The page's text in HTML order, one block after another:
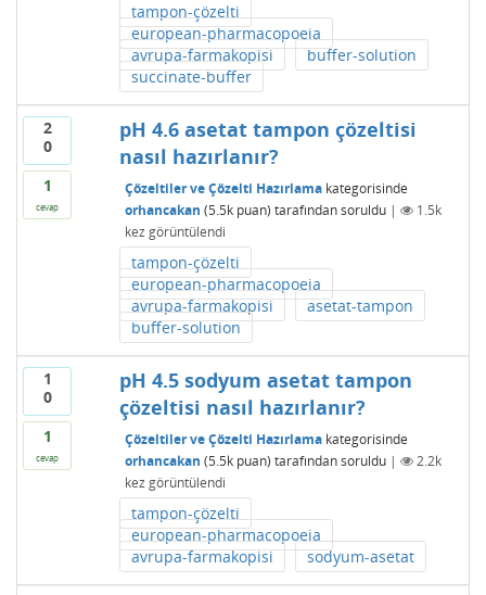
tampon-çözelti
european-pharmacopoeia
avrupa-farmakopisi
buffer-solution
succinate-buffer
2
0
1
cevap
pH 4.6 asetat tampon çözeltisi
nasıl hazırlanır?
Çözeltiler ve Çözelti Hazırlamakategorisinde
orhancakan (5.5kpuan) tarafından soruldu |
1.5k
kez görüntülendi
tampon-çözelti
european-pharmacopoeia
avrupa-farmakopisi
asetat-tampon
buffer-solution
1
0
1
cevap
pH 4.5 sodyum asetat tampon
çözeltisi nasıl hazırlanır?
Çözeltiler ve Çözelti Hazırlamakategorisinde
orhancakan (5.5kpuan) tarafından soruldu |
2.2k
kez görüntülendi
tampon-çözelti
european-pharmacopoeia
avrupa-farmakopisi
sodyum-asetat